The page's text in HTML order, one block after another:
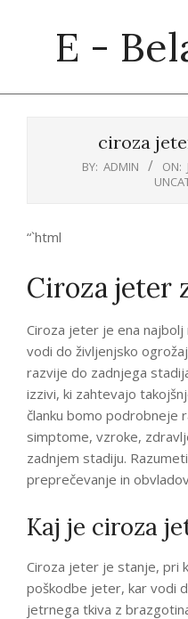
E -
ciroza
BY: ADMIN ON:
“`html
Ciroza jeter
Ciroza jeter je ena
vodi do življenjsko
razvije do zadnjega
izzivi, ki zahtevajo
članku bomo podrobneje
simptome, vzroke,
zadnjem stadiju.
preprečevanje in
Kaj je ciroza
Ciroza jeter je stanje, pri
poškodbe jeter, kar vodi
jetrnega tkiva z